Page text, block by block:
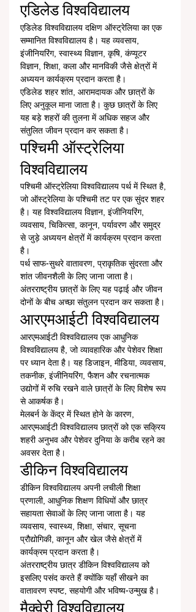
एडिलेड विश्वविद्यालय
एडिलेड विश्वविद्यालय दक्षिण ऑस्ट्रेलिया का एक
सम्मानित विश्वविद्यालय है। यह व्यवसाय,
इंजीनियरिंग, स्वास्थ्य विज्ञान, कृषि, कंप्यूटर
विज्ञान, शिक्षा, कला और मानविकी जैसे क्षेत्रों में
अध्ययन कार्यक्रम प्रदान करता है।
एडिलेड शहर शांत, आरामदायक और छात्रों के
लिए अनुकूल माना जाता है। कुछ छात्रों के लिए
यह बड़े शहरों की तुलना में अधिक सहज और
संतुलित जीवन प्रदान कर सकता है।
पश्चिमी ऑस्ट्रेलिया
विश्वविद्यालय
पश्चिमी ऑस्ट्रेलिया विश्वविद्यालय पर्थ में स्थित है,
जो ऑस्ट्रेलिया के पश्चिमी तट पर एक सुंदर शहर
है। यह विश्वविद्यालय विज्ञान, इंजीनियरिंग,
व्यवसाय, चिकित्सा, कानून, पर्यावरण और समुद्र
से जुड़े अध्ययन क्षेत्रों में कार्यक्रम प्रदान करता
है।
पर्थ साफ-सुथरे वातावरण, प्राकृतिक सुंदरता और
शांत जीवनशैली के लिए जाना जाता है।
अंतरराष्ट्रीय छात्रों के लिए यह पढ़ाई और जीवन
दोनों के बीच अच्छा संतुलन प्रदान कर सकता है।
आरएमआईटी विश्वविद्यालय
आरएमआईटी विश्वविद्यालय एक आधुनिक
विश्वविद्यालय है, जो व्यावहारिक और पेशेवर शिक्षा
पर ध्यान देता है। यह डिजाइन, मीडिया, व्यवसाय,
तकनीक, इंजीनियरिंग, फैशन और रचनात्मक
उद्योगों में रुचि रखने वाले छात्रों के लिए विशेष रूप
से आकर्षक है।
मेलबर्न के केंद्र में स्थित होने के कारण,
आरएमआईटी विश्वविद्यालय छात्रों को एक सक्रिय
शहरी अनुभव और पेशेवर दुनिया के करीब रहने का
अवसर देता है।
डीकिन विश्वविद्यालय
डीकिन विश्वविद्यालय अपनी लचीली शिक्षा
प्रणाली, आधुनिक शिक्षण विधियों और छात्र
सहायता सेवाओं के लिए जाना जाता है। यह
व्यवसाय, स्वास्थ्य, शिक्षा, संचार, सूचना
प्रौद्योगिकी, कानून और खेल जैसे क्षेत्रों में
कार्यक्रम प्रदान करता है।
अंतरराष्ट्रीय छात्र डीकिन विश्वविद्यालय को
इसलिए पसंद करते हैं क्योंकि यहाँ सीखने का
वातावरण स्पष्ट, सहयोगी और भविष्य-उन्मुख है।
मैक्वेरी विश्वविद्यालय